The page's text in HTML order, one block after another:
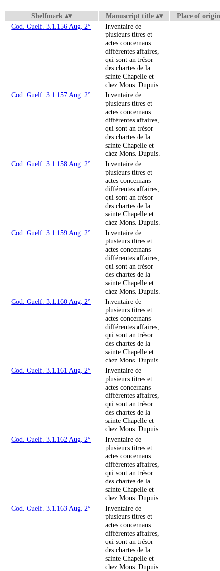
Shelfmark Manuscript title
Place of origin
Cod. Guelf. 3.1.156 Aug. 2°
Inventaire de
plusieurs titres et
actes concernans
différentes affaires,
qui sont an trésor
des chartes de la
sainte Chapelle et
chez Mons. Dupuis.
Cod. Guelf. 3.1.157 Aug. 2°
Inventaire de
plusieurs titres et
actes concernans
différentes affaires,
qui sont an trésor
des chartes de la
sainte Chapelle et
chez Mons. Dupuis.
Cod. Guelf. 3.1.158 Aug. 2°
Inventaire de
plusieurs titres et
actes concernans
différentes affaires,
qui sont an trésor
des chartes de la
sainte Chapelle et
chez Mons. Dupuis.
Cod. Guelf. 3.1.159 Aug. 2°
Inventaire de
plusieurs titres et
actes concernans
différentes affaires,
qui sont an trésor
des chartes de la
sainte Chapelle et
chez Mons. Dupuis.
Cod. Guelf. 3.1.160 Aug. 2°
Inventaire de
plusieurs titres et
actes concernans
différentes affaires,
qui sont an trésor
des chartes de la
sainte Chapelle et
chez Mons. Dupuis.
Cod. Guelf. 3.1.161 Aug. 2°
Inventaire de
plusieurs titres et
actes concernans
différentes affaires,
qui sont an trésor
des chartes de la
sainte Chapelle et
chez Mons. Dupuis.
Cod. Guelf. 3.1.162 Aug. 2°
Inventaire de
plusieurs titres et
actes concernans
différentes affaires,
qui sont an trésor
des chartes de la
sainte Chapelle et
chez Mons. Dupuis.
Cod. Guelf. 3.1.163 Aug. 2°
Inventaire de
plusieurs titres et
actes concernans
différentes affaires,
qui sont an trésor
des chartes de la
sainte Chapelle et
chez Mons. Dupuis.